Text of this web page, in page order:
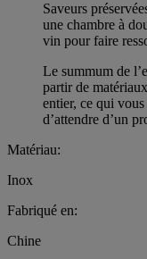
Saveurs
une chambre à
vin pour faire
Le summum de
partir de
entier, ce qui
d’attendre d’un
Matériau:
Inox
Fabriqué en:
Chine